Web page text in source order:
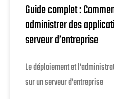
Guide complet :
administrer des
serveur d’entreprise
Le déploiement et
sur un serveur d'entreprise